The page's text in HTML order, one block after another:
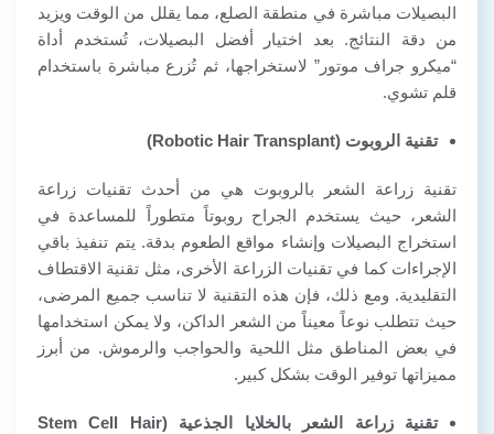
البصيلات مباشرة في منطقة الصلع، مما يقلل من الوقت ويزيد
من دقة النتائج. بعد اختيار أفضل البصيلات، تُستخدم أداة
“ميكرو جراف موتور” لاستخراجها، ثم تُزرع مباشرة باستخدام
قلم تشوي.
تقنية الروبوت (Robotic Hair Transplant)
تقنية زراعة الشعر بالروبوت هي من أحدث تقنيات زراعة
الشعر، حيث يستخدم الجراح روبوتاً متطوراً للمساعدة في
استخراج البصيلات وإنشاء مواقع الطعوم بدقة. يتم تنفيذ باقي
الإجراءات كما في تقنيات الزراعة الأخرى، مثل تقنية الاقتطاف
التقليدية. ومع ذلك، فإن هذه التقنية لا تناسب جميع المرضى،
حيث تتطلب نوعاً معيناً من الشعر الداكن، ولا يمكن استخدامها
في بعض المناطق مثل اللحية والحواجب والرموش. من أبرز
مميزاتها توفير الوقت بشكل كبير.
تقنية زراعة الشعر بالخلايا الجذعية (Stem Cell Hair